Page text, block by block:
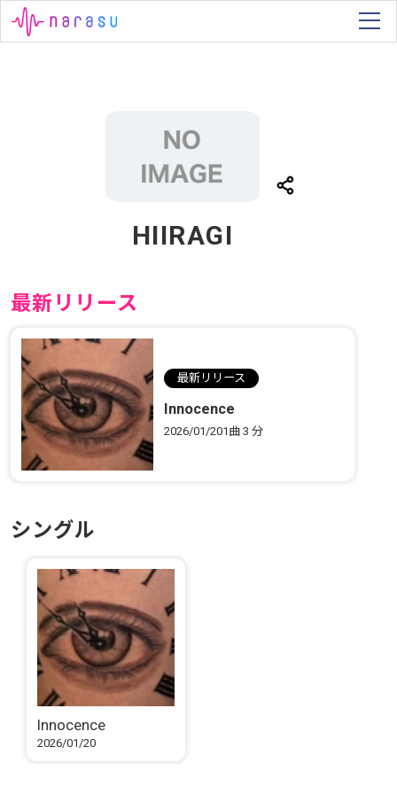
HIIRAGI
最新リリース
最新リリース
Innocence
2026/01/201曲3 分
シングル
Innocence
2026/01/20